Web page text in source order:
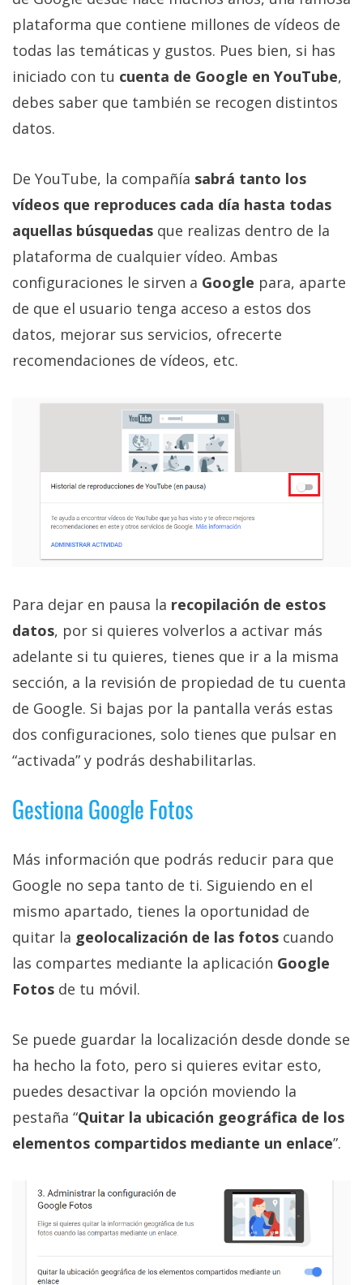
plataforma que contiene millones de vídeos de
todas las temáticas y gustos. Pues bien, si has
iniciado con tu cuenta de Google en YouTube,
debes saber que también se recogen distintos
datos.
De YouTube, la compañía sabrá tanto los
vídeos que reproduces cada día hasta todas
aquellas búsquedas que realizas dentro de la
plataforma de cualquier vídeo. Ambas
configuraciones le sirven a Google para, aparte
de que el usuario tenga acceso a estos dos
datos, mejorar sus servicios, ofrecerte
recomendaciones de vídeos, etc.
Para dejar en pausa la recopilación de estos
datos, por si quieres volverlos a activar más
adelante si tu quieres, tienes que ir a la misma
sección, a la revisión de propiedad de tu cuenta
de Google. Si bajas por la pantalla verás estas
dos configuraciones, solo tienes que pulsar en
“activada” y podrás deshabilitarlas.
Gestiona Google Fotos
Más información que podrás reducir para que
Google no sepa tanto de ti. Siguiendo en el
mismo apartado, tienes la oportunidad de
quitar la geolocalización de las fotos cuando
las compartes mediante la aplicación Google
Fotos de tu móvil.
Se puede guardar la localización desde donde se
ha hecho la foto, pero si quieres evitar esto,
puedes desactivar la opción moviendo la
pestaña “Quitar la ubicación geográfica de los
elementos compartidos mediante un enlace”.